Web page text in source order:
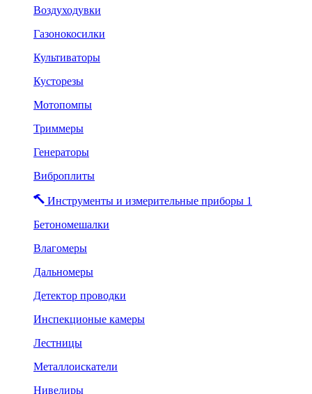
Воздуходувки
Газонокосилки
Культиваторы
Кусторезы
Мотопомпы
Триммеры
Генераторы
Виброплиты
Инструменты и измерительные приборы 1
Бетономешалки
Влагомеры
Дальномеры
Детектор проводки
Инспекционые камеры
Лестницы
Металлоискатели
Нивелиры